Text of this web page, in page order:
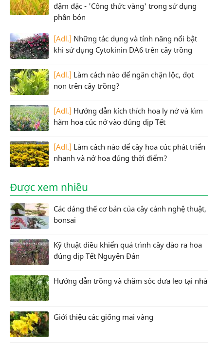
đậm đặc - 'Công thức vàng' trong sử dụng
phân bón
[Adl.] Những tác dụng và tính năng nổi bật
khi sử dụng Cytokinin DA6 trên cây trồng
[Adl.] Làm cách nào để ngăn chặn lộc, đọt
non trên cây trồng?
[Adl.] Hướng dẫn kích thích hoa ly nở và kìm
hãm hoa cúc nở vào đúng dịp Tết
[Adl.] Làm cách nào để cây hoa cúc phát triển
nhanh và nở hoa đúng thời điểm?
Được xem nhiều
Các dáng thế cơ bản của cây cảnh nghệ thuật,
bonsai
Kỹ thuật điều khiển quá trình cây đào ra hoa
đúng dịp Tết Nguyên Đán
Hướng dẫn trồng và chăm sóc dưa leo tại nhà
Giới thiệu các giống mai vàng